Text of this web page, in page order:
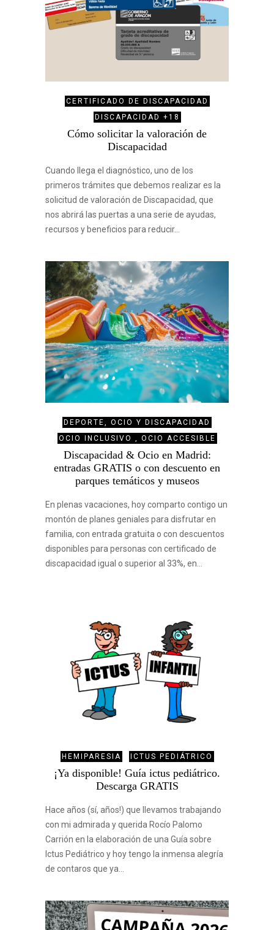
CERTIFICADO DE DISCAPACIDAD
DISCAPACIDAD +18
Cómo solicitar la valoración de
Discapacidad
Cuando llega el diagnóstico, uno de los
primeros trámites que debemos realizar es la
solicitud de valoración de Discapacidad, que
nos abrirá las puertas a una serie de ayudas,
recursos y beneficios para reducir…
DEPORTE, OCIO Y DISCAPACIDAD
OCIO INCLUSIVO , OCIO ACCESIBLE
Discapacidad & Ocio en Madrid:
entradas GRATIS o con descuento en
parques temáticos y museos
En plenas vacaciones, hoy comparto contigo un
montón de planes geniales para disfrutar en
familia, con entrada gratuita o con descuentos
disponibles para personas con certificado de
discapacidad igual o superior al 33%, en…
HEMIPARESIA ICTUS PEDIÁTRICO
¡Ya disponible! Guía ictus pediátrico.
Descarga GRATIS
Hace años (sí, años!) que llevamos trabajando
con mi admirada y querida Rocío Palomo
Carrión en la elaboración de una Guía sobre
Ictus Pediátrico y hoy tengo la inmensa alegría
de contaros que ya…